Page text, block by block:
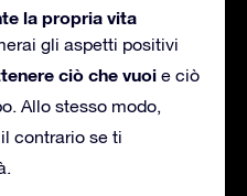
la propria vita
gli aspetti positivi
ciò che vuoi e ciò
Allo stesso modo,
contrario se ti